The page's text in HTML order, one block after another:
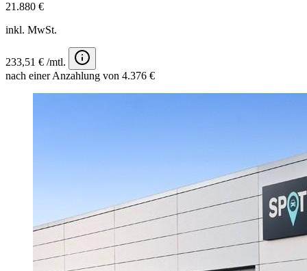
21.880 €
inkl. MwSt.
233,51 € /mtl.
nach einer Anzahlung von 4.376 €